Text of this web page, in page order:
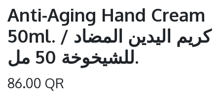
Anti-Aging Hand Cream
50ml. / كريم اليدين المضاد
للشيخوخة 50 مل.
86.00 QR